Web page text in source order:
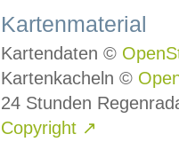
Kartenmaterial
Kartendaten ©
Kartenkacheln ©
24 Stunden
Copyright ↗